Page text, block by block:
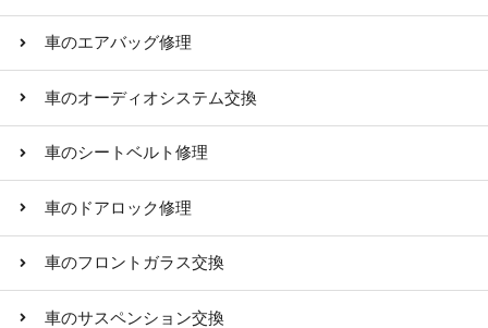
車のエアバッグ修理
車のオーディオシステム交換
車のシートベルト修理
車のドアロック修理
車のフロントガラス交換
車のサスペンション交換